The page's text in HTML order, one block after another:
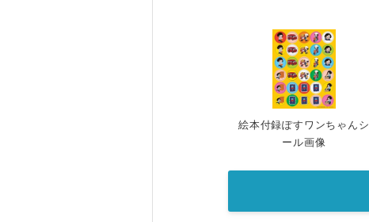
絵本付録ぽすワンちゃんシ
ール画像